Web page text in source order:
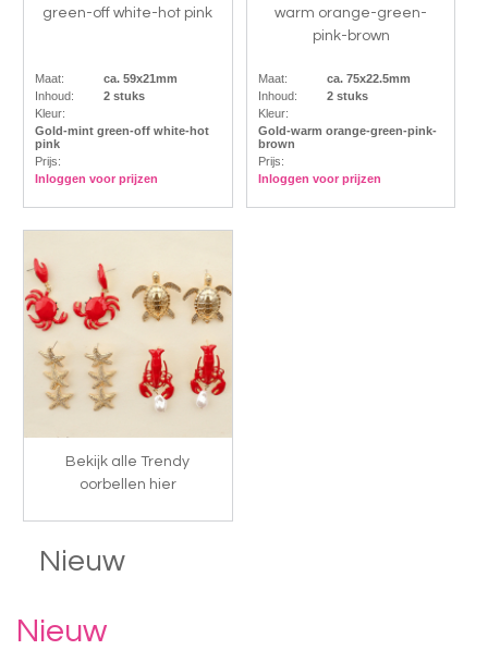
green-off white-hot pink
Maat:
ca. 59x21mm
Inhoud:
2 stuks
Kleur:
Gold-mint green-off white-hot
pink
Prijs:
Inloggen voor prijzen
warm orange-green-
pink-brown
Maat:
ca. 75x22.5mm
Inhoud:
2 stuks
Kleur:
Gold-warm orange-green-pink-
brown
Prijs:
Inloggen voor prijzen
Bekijk alle Trendy
oorbellen hier
Nieuw
Nieuw